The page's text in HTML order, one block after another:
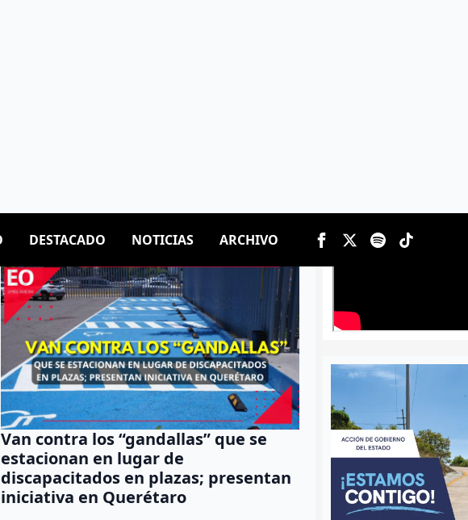
Van contra los “gandallas” que se
estacionan en lugar de
discapacitados en plazas; presentan
iniciativa en Querétaro